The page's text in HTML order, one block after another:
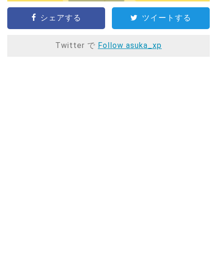
シェアする ツイートする
Twitter で Follow asuka_xp